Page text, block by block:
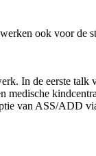
ook voor de
In de eerste talk
medische
van ASS/ADD